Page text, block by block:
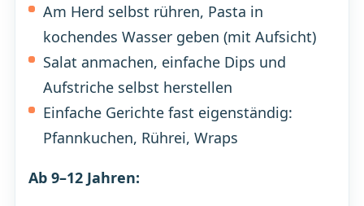
Am Herd selbst rühren, Pasta in
kochendes Wasser geben (mit Aufsicht)
Salat anmachen, einfache Dips und
Aufstriche selbst herstellen
Einfache Gerichte fast eigenständig:
Pfannkuchen, Rührei, Wraps
Ab 9–12 Jahren: